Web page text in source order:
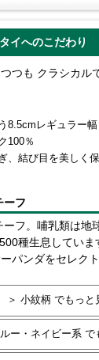
イへのこだわり
つも クラシカル
8.5cmレギュラー幅
100％
、結び目を美しく
ーフ
ーフ。哺乳類は地
種生息してい
パンダをセレクト
＞ 小紋柄 でもっと
ー・ネイビー系 で